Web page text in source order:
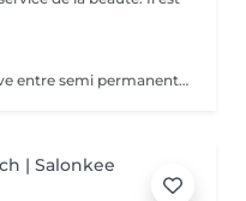
BIAB(builder in a bottle) L'alternative entre semi permanent et gel, le tout dans une formule vegan et sans actifs chimiques agressifs. Il combine les avantages du semi-permanent par sa rapidité et ceux du gel par sa solidité. Grace a lui l'ongle est uniforme,il peut etre rallongé et fortifié.